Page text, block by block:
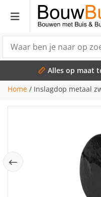
Alles op maat te
Home / Inslagdop metaal